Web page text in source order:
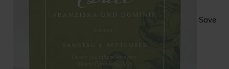
Save